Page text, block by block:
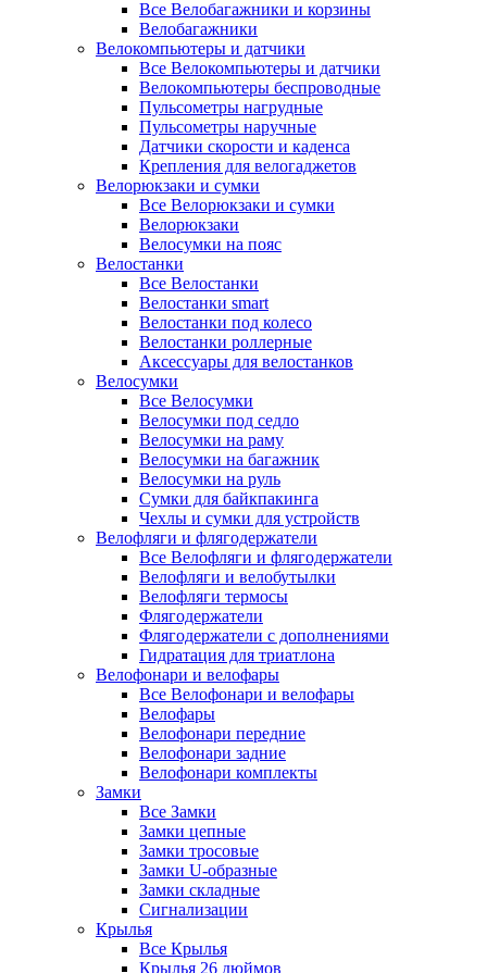
Все Велобагажники и корзины
Велобагажники
Велокомпьютеры и датчики
Все Велокомпьютеры и датчики
Велокомпьютеры беспроводные
Пульсометры нагрудные
Пульсометры наручные
Датчики скорости и каденса
Крепления для велогаджетов
Велорюкзаки и сумки
Все Велорюкзаки и сумки
Велорюкзаки
Велосумки на пояс
Велостанки
Все Велостанки
Велостанки smart
Велостанки под колесо
Велостанки роллерные
Аксессуары для велостанков
Велосумки
Все Велосумки
Велосумки под седло
Велосумки на раму
Велосумки на багажник
Велосумки на руль
Сумки для байкпакинга
Чехлы и сумки для устройств
Велофляги и флягодержатели
Все Велофляги и флягодержатели
Велофляги и велобутылки
Велофляги термосы
Флягодержатели
Флягодержатели с дополнениями
Гидратация для триатлона
Велофонари и велофары
Все Велофонари и велофары
Велофары
Велофонари передние
Велофонари задние
Велофонари комплекты
Замки
Все Замки
Замки цепные
Замки тросовые
Замки U-образные
Замки складные
Сигнализации
Крылья
Все Крылья
Крылья 26 дюймов